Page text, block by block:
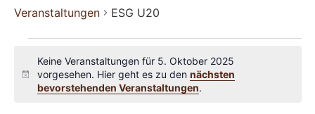
Veranstaltungen ESG U20
Hinweis
Keine Veranstaltungen für 5. Oktober 2025
vorgesehen. Hier geht es zu dennächsten
bevorstehenden Veranstaltungen.